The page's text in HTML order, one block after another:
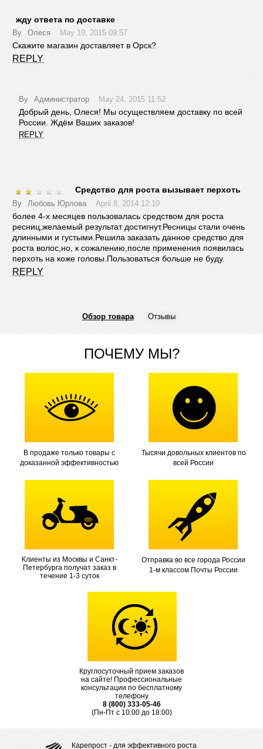
жду ответа по доставке
By Олеся May 19, 2015 09:57
Скажите магазин доставляет в Орск?
REPLY
By Администратор May 24, 2015 11:52
Добрый день, Олеся! Мы осуществляем доставку по всей
России. Ждём Ваших заказов!
REPLY
Средство для роста вызывает перхоть
By Любовь Юрлова April 8, 2014 12:10
более 4-х месяцев пользовалась средством для роста
ресниц,желаемый результат достигнут.Ресницы стали очень
длинными и густыми.Решила заказать данное средство для
роста волос,но, к сожалению,после применения появилась
перхоть на коже головы.Пользоваться больше не буду.
REPLY
Обзор товара Отзывы
ПОЧЕМУ МЫ?
В продаже только товары с
доказанной эффективностью
Тысячи довольных клиентов по
всей России
Клиенты из Москвы и Санкт-
Петербурга получат заказ в
течение 1-3 суток
Отправка во все города России
1-м классом Почты России
Круглосуточный прием заказов
на сайте! Профессиональные
консультации по бесплатному
телефону
8 (800) 333-05-46
(Пн-Пт с 10:00 до 18:00)
Карепрост - для эффективного роста